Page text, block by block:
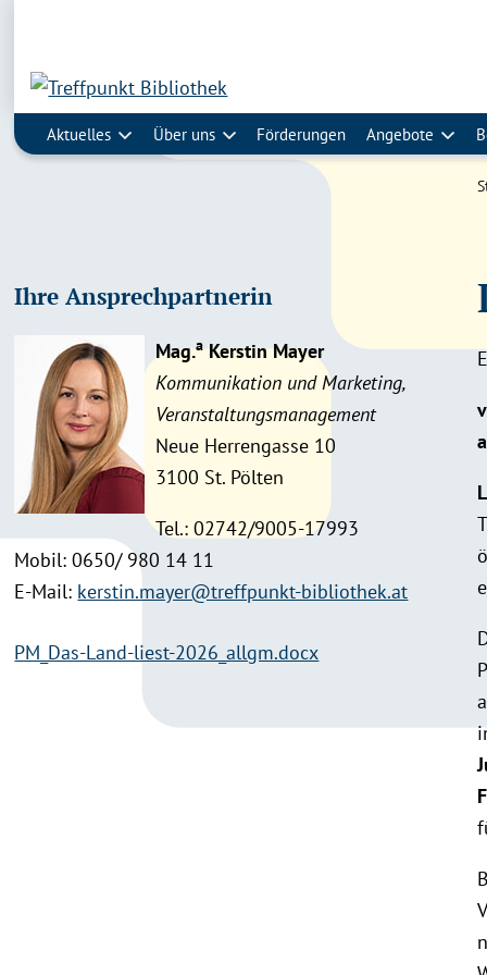
Aktuelles Über uns Förderungen Angebote
Ihre Ansprechpartnerin
Mag.aKerstin Mayer
Kommunikation und Marketing,
Veranstaltungsmanagement
Neue Herrengasse 10
3100 St. Pölten
Tel.: 02742/9005-17993
Mobil: 0650/ 980 14 11
E-Mail: kerstin.mayer@treffpunkt-bibliothek.at
PM_Das-Land-liest-2026_allgm.docx